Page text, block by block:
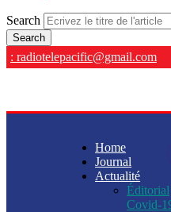
Search
: radiotelepacific@gmail.com
Home
Journal
Actualité
Éditorial
Covid-